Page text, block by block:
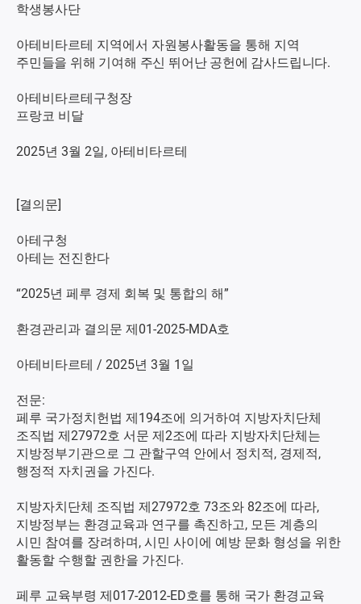
학생봉사단
아테비타르테 지역에서 자원봉사활동을 통해 지역
주민들을 위해 기여해 주신 뛰어난 공헌에 감사드립니다.
아테비타르테구청장
프랑코 비달
2025년 3월 2일, 아테비타르테
[결의문]
아테구청
아테는 전진한다
“2025년 페루 경제 회복 및 통합의 해”
환경관리과 결의문 제01-2025-MDA호
아테비타르테 / 2025년 3월 1일
전문:
페루 국가정치헌법 제194조에 의거하여 지방자치단체
조직법 제27972호 서문 제2조에 따라 지방자치단체는
지방정부기관으로 그 관할구역 안에서 정치적, 경제적,
행정적 자치권을 가진다.
지방자치단체 조직법 제27972호 73조와 82조에 따라,
지방정부는 환경교육과 연구를 촉진하고, 모든 계층의
시민 참여를 장려하며, 시민 사이에 예방 문화 형성을 위한
활동할 수행할 권한을 가진다.
페루 교육부령 제017-2012-ED호를 통해 국가 환경교육